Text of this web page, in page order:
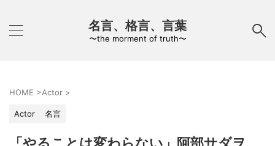
名言、格言、言葉
〜the morment of truth〜
HOME >Actor >
Actor 名言